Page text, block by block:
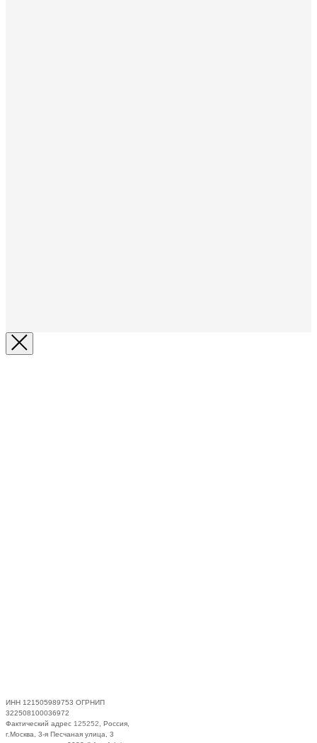
ИНН 121505989753 ОГРНИП
322508100036972
Фактический адрес 125252 , Россия,
г.Москва, 3-я Песчаная улица, 3